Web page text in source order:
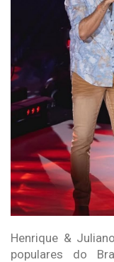
Henrique &
populares do